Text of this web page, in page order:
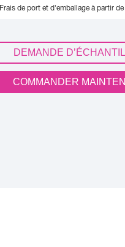
Frais de port et d'emballage à partir
DEMANDE
COMMANDER